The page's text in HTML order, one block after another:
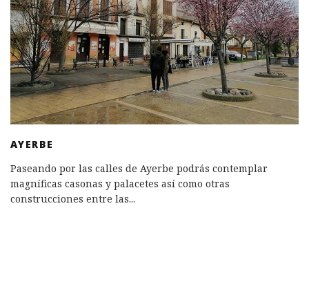
AYERBE
Paseando por las calles de Ayerbe podrás contemplar
magníficas casonas y palacetes así como otras
construcciones entre las...